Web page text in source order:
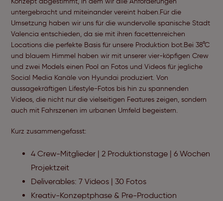
untergebracht und miteinander vereint haben.Für die
Umsetzung haben wir uns für die wundervolle spanische Stadt
Valencia entschieden, da sie mit ihren facettenreichen
Locations die perfekte Basis für unsere Produktion bot.Bei 38°C
und blauem Himmel haben wir mit unserer vier-köpfigen Crew
und zwei Models einen Pool an Fotos und Videos für jegliche
Social Media Kanäle von Hyundai produziert. Von
aussagekräftigen Lifestyle-Fotos bis hin zu spannenden
Videos, die nicht nur die vielseitigen Features zeigen, sondern
auch mit Fahrszenen im urbanen Umfeld begeistern.
Kurz zusammengefasst:
4 Crew-Mitglieder | 2 Produktionstage | 6 Wochen
Projektzeit
Deliverables: 7 Videos | 30 Fotos
Kreativ-Konzeptphase & Pre-Production